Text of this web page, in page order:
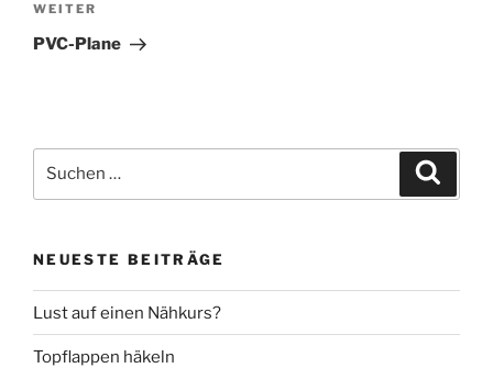
Nächster
Beitrag
WEITER
PVC-Plane
nach:
NEUESTE BEITRÄGE
Lust auf einen Nähkurs?
Topflappen häkeln